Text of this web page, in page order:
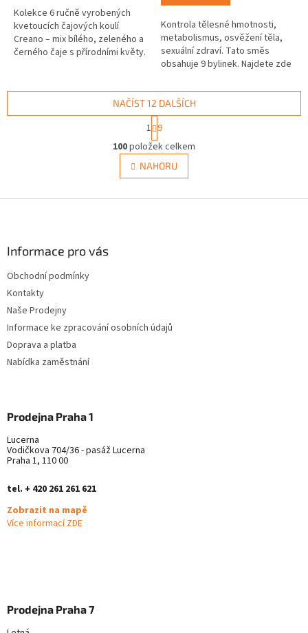
5
hvězdiček.
Kolekce 6 ručně vyrobených
kvetoucích čajových koulí
Creano – mix bílého, zeleného a
černého čaje s přírodními květy.
Kontrola tělesné hmotnosti,
metabolismus, osvěžení těla,
sexuální zdraví. Tato směs
obsahuje 9 bylinek. Najdete zde
čínskou, měsíček, aroni,...
O
v
l
á
ý
NAČÍST 12 DALŠÍCH
t
r
á
n
k
v
1 9
100položek celkem
NAHORU
Informace pro vás
Obchodní podmínky
Kontakty
Naše Prodejny
Informace ke zpracování osobních údajů
Doprava a platba
Nabídka zaměstnání
Prodejna Praha 1
Lucerna
Vodičkova 704/36 - pasáž Lucerna
Praha 1, 110 00
tel. + 420 261 261 621
Zobrazit na mapě
Více informací ZDE
Prodejna Praha 7